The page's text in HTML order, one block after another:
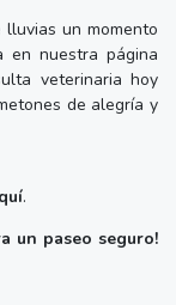
un momento
en nuestra página
veterinaria hoy
de alegría y
.
un paseo seguro!